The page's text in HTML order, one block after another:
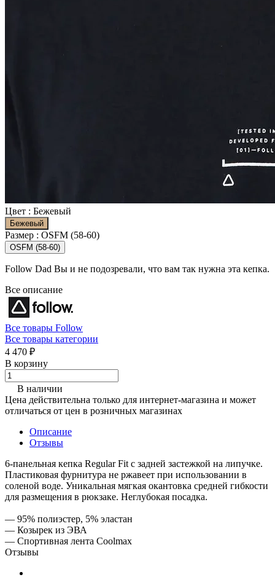
Цвет : Бежевый
Бежевый
Размер : OSFM (58-60)
OSFM (58-60)
Follow Dad Вы и не подозревали, что вам так нужна эта кепка.
Все описание
Все товары Follow
Все товары категории
4 470 ₽
В корзину
В наличии
Цена действительна только для интернет-магазина и может
отличаться от цен в розничных магазинах
Описание
Отзывы
6-панельная кепка Regular Fit с задней застежкой на липучке.
Пластиковая фурнитура не ржавеет при использовании в
соленой воде. Уникальная мягкая окантовка средней гибкости
для размещения в рюкзаке. Неглубокая посадка.
— 95% полиэстер, 5% эластан
— Козырек из ЭВА
— Спортивная лента Coolmax
Отзывы